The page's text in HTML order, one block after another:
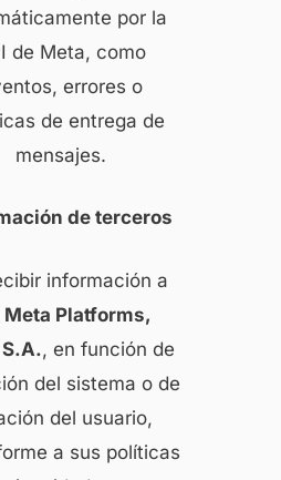
por la
de Meta, como
errores o
de entrega de
mensajes.
de terceros
información a
Meta Platforms,
, en función de
del sistema o de
del usuario,
a sus políticas